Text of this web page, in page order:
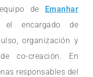
de Emanhar
encargado de
organización y
co-creación. En
responsables del